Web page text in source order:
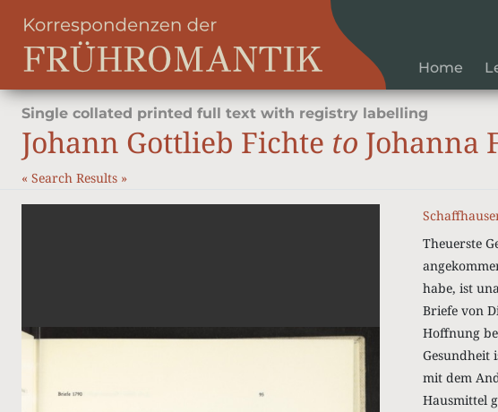
Home
Single collated printed full text with registry labelling
Johann Gottlieb Fichte to Johanna
« Search Results »
Theuerste
habe, ist
Briefe von
Hoffnung
Gesundheit
mit dem
Hausmittel